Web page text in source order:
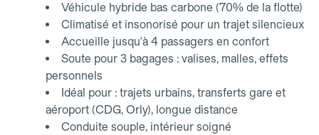
Véhicule hybride bas carbone (70% de la flotte)
Climatisé et insonorisé pour un trajet silencieux
Accueille jusqu'à 4 passagers en confort
Soute pour 3 bagages : valises, malles, effets
personnels
Idéal pour : trajets urbains, transferts gare et
aéroport (CDG, Orly), longue distance
Conduite souple, intérieur soigné